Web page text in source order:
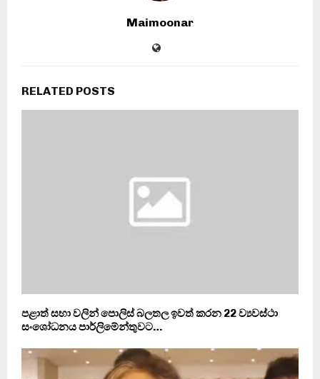
Maimoonar
RELATED POSTS
පළාත් සභා වලින් පොලිස් බලතල ඉවත් කරන 22 ව්‍යවස්ථා
සංශෝධනය පාර්ලිමේන්තුවට…